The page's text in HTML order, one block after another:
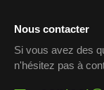
Nous contacter
Si vous avez des
n'hésitez pas à